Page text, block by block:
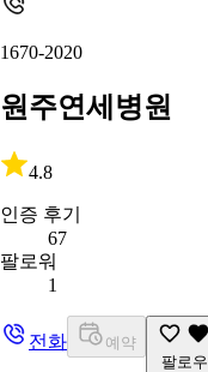
1670-2020
원주연세병원
4.8
인증 후기
67
팔로워
1
전화
예약
팔로우